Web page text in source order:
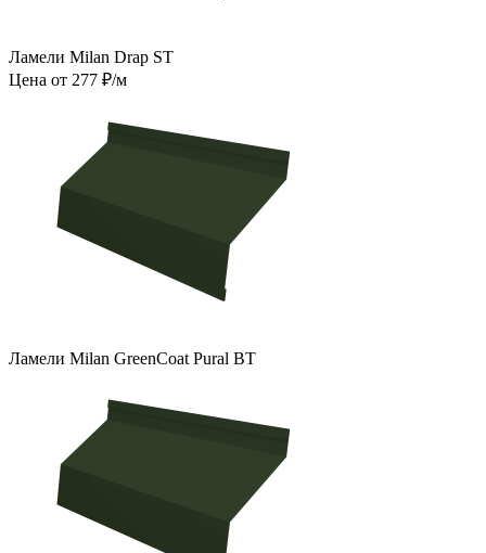
Ламели Milan Drap ST
Цена от 277 ₽/м
Ламели Milan GreenCoat Pural BT